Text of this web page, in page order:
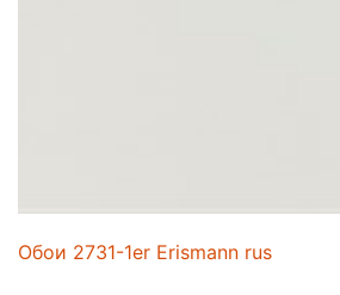
Обои 2731-1er Erismann rus